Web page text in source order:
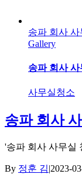
송파 회사
Gallery
송파 회사
사무실청소
송파 회사
'송파 회사 사무실
By 정훈 김|2023-